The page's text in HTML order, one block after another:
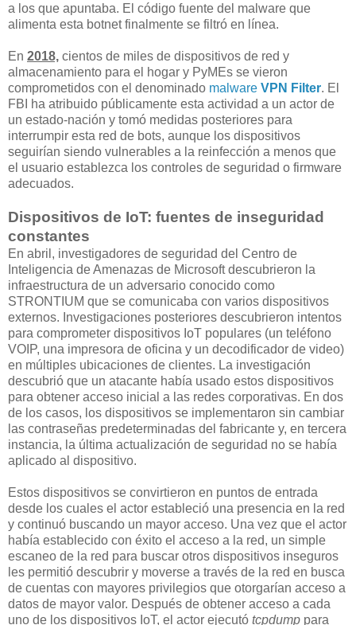
a los que apuntaba. El código fuente del malware que
alimenta esta botnet finalmente se filtró en línea.
En 2018, cientos de miles de dispositivos de red y
almacenamiento para el hogar y PyMEs se vieron
comprometidos con el denominado malware VPN Filter. El
FBI ha atribuido públicamente esta actividad a un actor de
un estado-nación y tomó medidas posteriores para
interrumpir esta red de bots, aunque los dispositivos
seguirían siendo vulnerables a la reinfección a menos que
el usuario establezca los controles de seguridad o firmware
adecuados.
Dispositivos de IoT: fuentes de inseguridad
constantes
En abril, investigadores de seguridad del Centro de
Inteligencia de Amenazas de Microsoft descubrieron la
infraestructura de un adversario conocido como
STRONTIUM que se comunicaba con varios dispositivos
externos. Investigaciones posteriores descubrieron intentos
para comprometer dispositivos IoT populares (un teléfono
VOIP, una impresora de oficina y un decodificador de video)
en múltiples ubicaciones de clientes. La investigación
descubrió que un atacante había usado estos dispositivos
para obtener acceso inicial a las redes corporativas. En dos
de los casos, los dispositivos se implementaron sin cambiar
las contraseñas predeterminadas del fabricante y, en tercera
instancia, la última actualización de seguridad no se había
aplicado al dispositivo.
Estos dispositivos se convirtieron en puntos de entrada
desde los cuales el actor estableció una presencia en la red
y continuó buscando un mayor acceso. Una vez que el actor
había establecido con éxito el acceso a la red, un simple
escaneo de la red para buscar otros dispositivos inseguros
les permitió descubrir y moverse a través de la red en busca
de cuentas con mayores privilegios que otorgarían acceso a
datos de mayor valor. Después de obtener acceso a cada
uno de los dispositivos IoT, el actor ejecutó tcpdump para